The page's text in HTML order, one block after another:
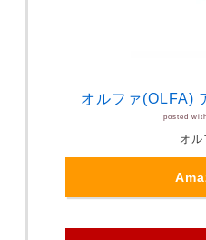
オルファ(OLFA)
posted with
オル